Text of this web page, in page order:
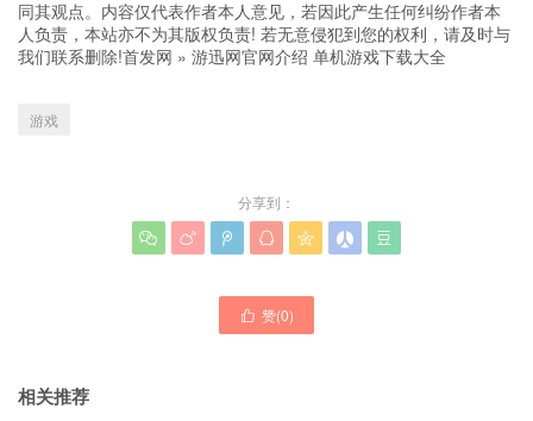
同其观点。内容仅代表作者本人意见，若因此产生任何纠纷作者本
人负责，本站亦不为其版权负责! 若无意侵犯到您的权利，请及时与
我们联系删除!首发网 » 游迅网官网介绍 单机游戏下载大全
游戏
分享到：
      
 赞(0)
相关推荐